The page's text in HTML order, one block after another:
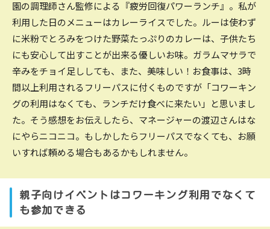
園の調理師さん監修による『疲労回復パワーランチ』。私が
利用した日のメニューはカレーライスでした。ルーは使わず
に米粉でとろみをつけた野菜たっぷりのカレーは、子供たち
にも安心して出すことが出来る優しいお味。ガラムマサラで
辛みをチョイ足ししても、また、美味しい！お食事は、3時
間以上利用されるフリーパスに付くものですが「コワーキン
グの利用はなくても、ランチだけ食べに来たい」と思いまし
た。そう感想をお伝えしたら、マネージャーの渡辺さんはな
にやらニコニコ。もしかしたらフリーパスでなくても、お願
いすれば頼める場合もあるかもしれません。
親子向けイベントはコワーキング利用でなくて
も参加できる